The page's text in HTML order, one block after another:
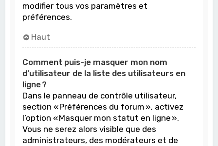
modifier tous vos paramètres et
préférences.
Haut
Comment puis-je masquer mon nom
d’utilisateur de la liste des utilisateurs en
ligne ?
Dans le panneau de contrôle utilisateur,
section « Préférences du forum », activez
l’option « Masquer mon statut en ligne ».
Vous ne serez alors visible que des
administrateurs, des modérateurs et de